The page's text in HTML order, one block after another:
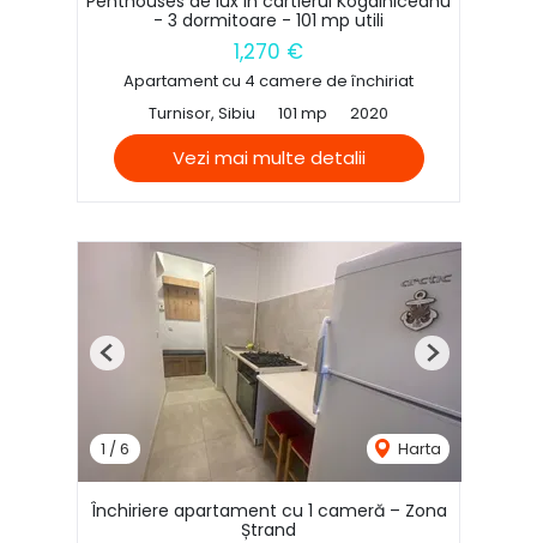
- 3 dormitoare - 101 mp utili
1,270 €
Apartament cu 4 camere de închiriat
Turnisor, Sibiu
101 mp 2020
Vezi mai multe detalii
1 /6 Harta
Previous Next
Închiriere apartament cu 1 cameră – Zona
Ștrand